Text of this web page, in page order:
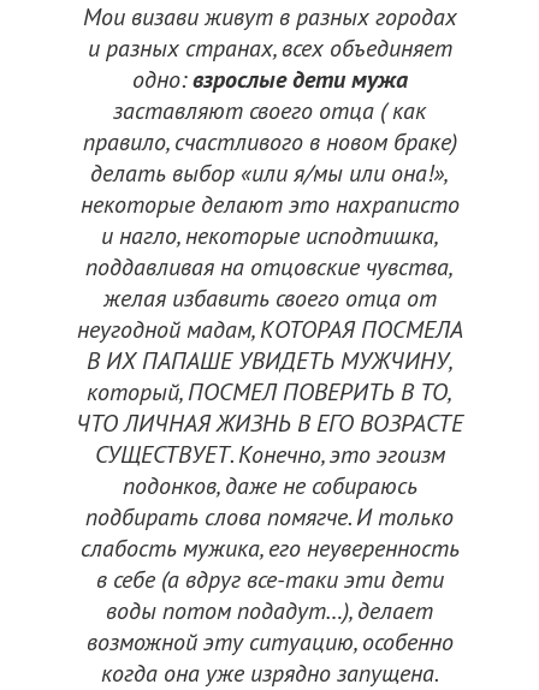
Мои визави живут в разных городах
и разных странах, всех объединяет
одно:взрослые дети мужа
заставляют своего отца ( как
правило, счастливого в новом браке)
делать выбор «или я/мы или она!»,
некоторые делают это нахраписто
и нагло, некоторые исподтишка,
поддавливая на отцовские чувства,
желая избавить своего отца от
неугодной мадам, КОТОРАЯ ПОСМЕЛА
В ИХ ПАПАШЕ УВИДЕТЬ МУЖЧИНУ,
который, ПОСМЕЛ ПОВЕРИТЬ В ТО,
ЧТО ЛИЧНАЯ ЖИЗНЬ В ЕГО ВОЗРАСТЕ
СУЩЕСТВУЕТ. Конечно, это эгоизм
подонков, даже не собираюсь
подбирать слова помягче. И только
слабость мужика, его неуверенность
в себе (а вдруг все-таки эти дети
воды потом подадут…), делает
возможной эту ситуацию, особенно
когда она уже изрядно запущена.